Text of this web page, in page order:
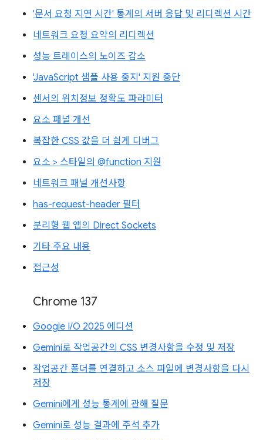
'문서 요청 지연 시간' 통계의 서버 응답 및 리디렉션 시간
네트워크 요청 요약의 리디렉션
성능 트레이스의 노이즈 감소
'JavaScript 샘플 사용 중지' 지원 중단
센서의 위치정보 정확도 파라미터
요소 패널 개선
복잡한 CSS 값을 더 쉽게 디버그
요소 > 스타일의 @function 지원
네트워크 패널 개선사항
has-request-header 필터
분리형 웹 앱의 Direct Sockets
기타 주요 내용
접근성
Chrome 137
Google I/O 2025 에디션
Gemini로 작업공간의 CSS 변경사항을 수정 및 저장
작업공간 폴더를 연결하고 소스 파일에 변경사항을 다시
저장
Gemini에게 성능 통계에 관해 질문
Gemini로 성능 결과에 주석 추가